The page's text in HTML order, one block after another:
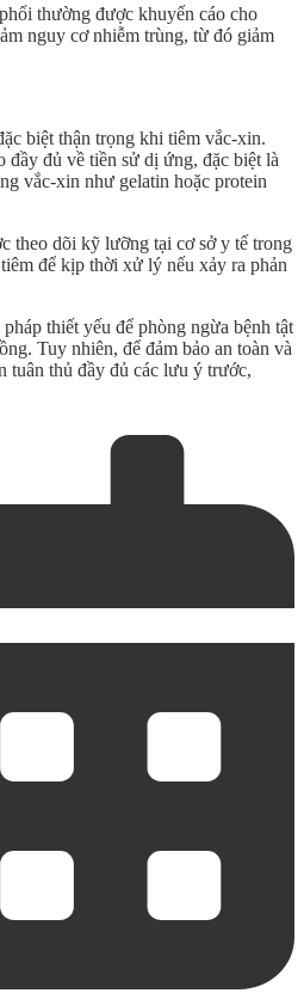
thường được khuyến cáo cho
nguy cơ nhiễm trùng, từ đó giảm
biệt thận trọng khi tiêm vắc-xin.
đầy đủ về tiền sử dị ứng, đặc biệt là
vắc-xin như gelatin hoặc protein
theo dõi kỹ lưỡng tại cơ sở y tế trong
để kịp thời xử lý nếu xảy ra phản
thiết yếu để phòng ngừa bệnh tật
Tuy nhiên, để đảm bảo an toàn và
tuân thủ đầy đủ các lưu ý trước,